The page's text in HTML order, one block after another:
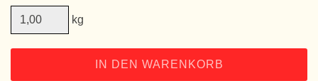
kg
IN DEN WARENKORB